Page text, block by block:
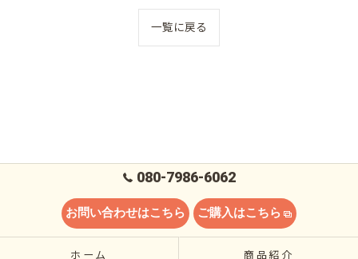
一覧に戻る
080-7986-6062
お問い合わせはこちら ご購入はこちら
ホーム 商品紹介